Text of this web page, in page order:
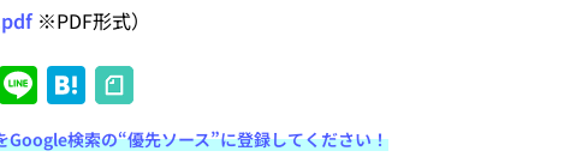
※PDF形式）
X Li
n
H
at
Google検索の“優先ソース”に登録してください！